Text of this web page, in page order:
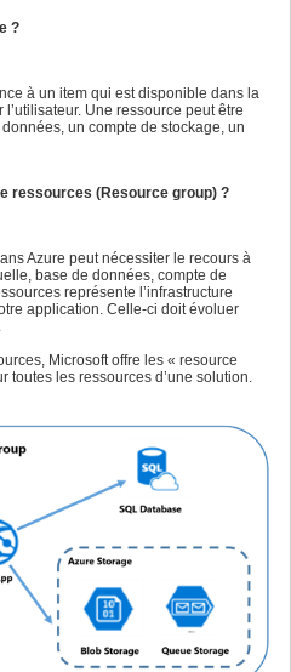
?
à un item qui est disponible dans la
Une ressource peut être
un compte de stockage, un
ressources (Resource group) ?
Azure peut nécessiter le recours à
base de données, compte de
représente l’infrastructure
application. Celle-ci doit évoluer
Microsoft offre les « resource
toutes les ressources d’une solution.